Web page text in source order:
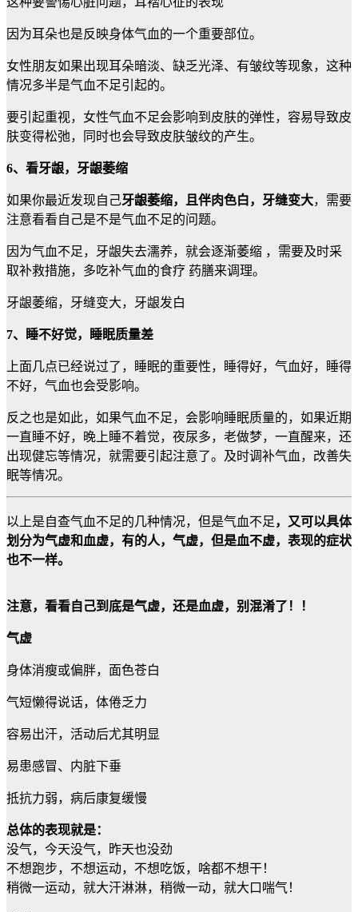
因为耳朵也是反映身体气血的一个重要部位。
女性朋友如果出现耳朵暗淡、缺乏光泽、有皱纹等现象，这种
情况多半是气血不足引起的。
要引起重视，女性气血不足会影响到皮肤的弹性，容易导致皮
肤变得松弛，同时也会导致皮肤皱纹的产生。
6、看牙龈，牙龈萎缩
如果你最近发现自己牙龈萎缩，且伴肉色白，牙缝变大，需要
注意看看自己是不是气血不足的问题。
因为气血不足，牙龈失去濡养，就会逐渐萎缩 ，需要及时采
取补救措施，多吃补气血的食疗 药膳来调理。
牙龈萎缩，牙缝变大，牙龈发白
7、睡不好觉，睡眠质量差
上面几点已经说过了，睡眠的重要性，睡得好，气血好，睡得
不好，气血也会受影响。
反之也是如此，如果气血不足，会影响睡眠质量的，如果近期
一直睡不好，晚上睡不着觉，夜尿多，老做梦，一直醒来，还
出现健忘等情况，就需要引起注意了。及时调补气血，改善失
眠等情况。
以上是自查气血不足的几种情况，但是气血不足，又可以具体
划分为气虚和血虚，有的人，气虚，但是血不虚，表现的症状
也不一样。
注意，看看自己到底是气虚，还是血虚，别混淆了！！
气虚
身体消瘦或偏胖，面色苍白
气短懒得说话，体倦乏力
容易出汗，活动后尤其明显
易患感冒、内脏下垂
抵抗力弱，病后康复缓慢
总体的表现就是：
没气，今天没气，昨天也没劲
不想跑步，不想运动，不想吃饭，啥都不想干！
稍微一运动，就大汗淋淋，稍微一动，就大口喘气！